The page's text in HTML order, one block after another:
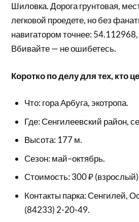
Шиловка. Дорога грунтовая,
легковой проедете, но без
навигатором точнее:
Вбивайте — не ошибетесь.
Коротко по делу для тех, кто
Что: гора Арбуга, экотропа.
Где: Сенгилеевский район,
Высота: 177 м.
Сезон: май–октябрь.
Стоимость: 300 ₽
Контакты парка: Сенгилей,
(84233) 2-20-49.